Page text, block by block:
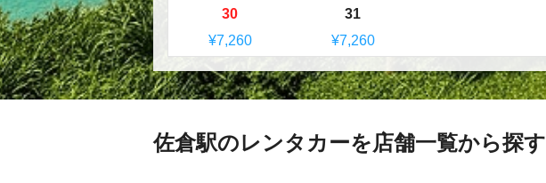
30
¥7,260
31
¥7,260
佐倉駅のレンタカーを店舗一覧から探す